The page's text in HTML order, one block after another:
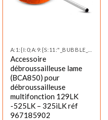
Accessoire
débroussailleuse lame
(BCA850) pour
débroussailleuse
multifonction 129LK
-525LK – 325iLK réf
967185902